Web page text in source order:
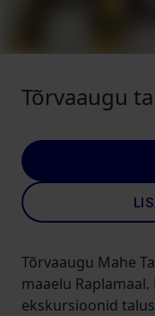
Tõrvaaugu
Tõrvaaugu Mahe
maaelu
ekskursioonid